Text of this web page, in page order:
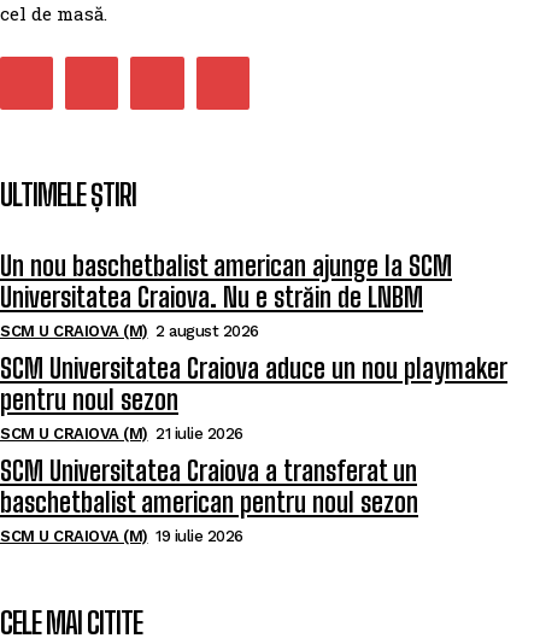
cel de masă.
ULTIMELE ȘTIRI
Un nou baschetbalist american ajunge la SCM
Universitatea Craiova. Nu e străin de LNBM
SCM U CRAIOVA (M) 2 august 2026
SCM Universitatea Craiova aduce un nou playmaker
pentru noul sezon
SCM U CRAIOVA (M) 21 iulie 2026
SCM Universitatea Craiova a transferat un
baschetbalist american pentru noul sezon
SCM U CRAIOVA (M) 19 iulie 2026
CELE MAI CITITE